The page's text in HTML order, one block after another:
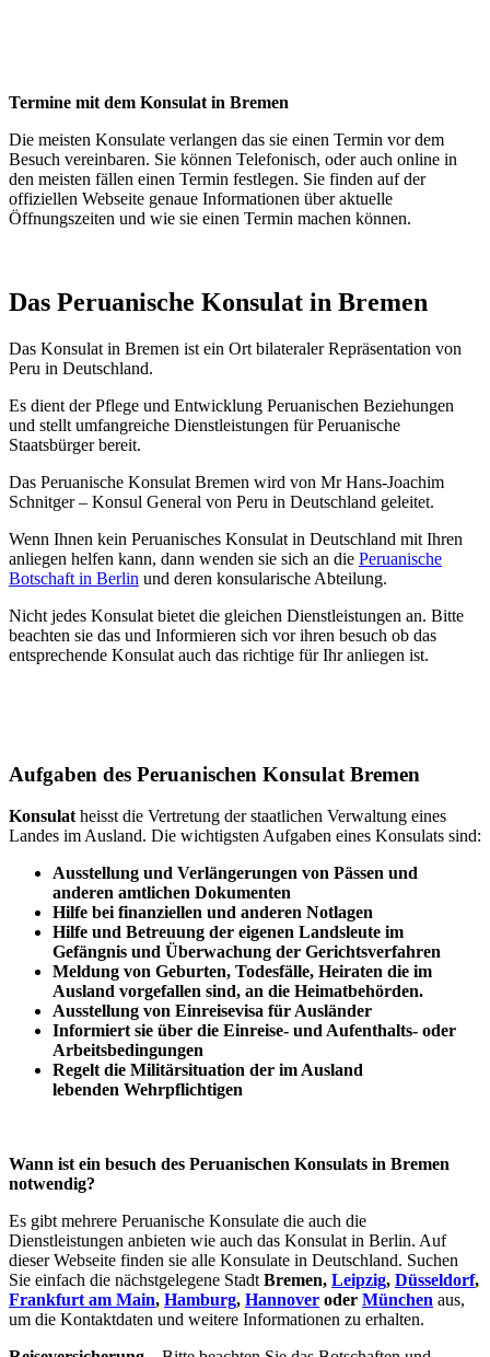
Termine mit dem Konsulat in Bremen
Die meisten Konsulate verlangen das sie einen Termin vor dem
Besuch vereinbaren. Sie können Telefonisch, oder auch online in
den meisten fällen einen Termin festlegen. Sie finden auf der
offiziellen Webseite genaue Informationen über aktuelle
Öffnungszeiten und wie sie einen Termin machen können.
Das Peruanische Konsulat in Bremen
Das Konsulat in Bremen ist ein Ort bilateraler Repräsentation von
Peru in Deutschland.
Es dient der Pflege und Entwicklung Peruanischen Beziehungen
und stellt umfangreiche Dienstleistungen für Peruanische
Staatsbürger bereit.
Das Peruanische Konsulat Bremen wird von Mr Hans-Joachim
Schnitger – Konsul General von Peru in Deutschland geleitet.
Wenn Ihnen kein Peruanisches Konsulat in Deutschland mit Ihren
anliegen helfen kann, dann wenden sie sich an die Peruanische
Botschaft in Berlin und deren konsularische Abteilung.
Nicht jedes Konsulat bietet die gleichen Dienstleistungen an. Bitte
beachten sie das und Informieren sich vor ihren besuch ob das
entsprechende Konsulat auch das richtige für Ihr anliegen ist.
Aufgaben des Peruanischen Konsulat Bremen
Konsulatheisst die Vertretung der staatlichen Verwaltung eines
Landes im Ausland. Die wichtigsten Aufgaben eines Konsulats sind:
Ausstellung und Verlängerungen von Pässen und
anderen amtlichen Dokumenten
Hilfe bei finanziellen und anderen Notlagen
Hilfe und Betreuung der eigenen Landsleute im
Gefängnis und Überwachung der Gerichtsverfahren
Meldung von Geburten, Todesfälle, Heiraten die im
Ausland vorgefallen sind, an die Heimatbehörden.
Ausstellung von Einreisevisa für Ausländer
Informiert sie über die Einreise- und Aufenthalts- oder
Arbeitsbedingungen
Regelt die Militärsituation der im Ausland
lebenden Wehrpflichtigen
Wann ist ein besuch des Peruanischen Konsulats in Bremen
notwendig?
Es gibt mehrere Peruanische Konsulate die auch die
Dienstleistungen anbieten wie auch das Konsulat in Berlin. Auf
dieser Webseite finden sie alle Konsulate in Deutschland. Suchen
Sie einfach die nächstgelegene StadtBremen, Leipzig, Düsseldorf,
Frankfurt am Main, Hamburg, Hannover oder München aus,
um die Kontaktdaten und weitere Informationen zu erhalten.